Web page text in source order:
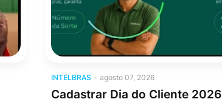
INTELBRAS - agosto 07, 2026
Cadastrar Dia do Cliente 2026